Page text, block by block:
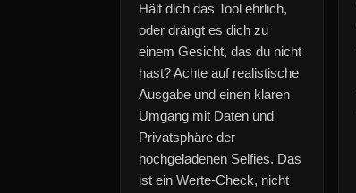
Hält dich das Tool ehrlich,
oder drängt es dich zu
einem Gesicht, das du nicht
hast? Achte auf realistische
Ausgabe und einen klaren
Umgang mit Daten und
Privatsphäre der
hochgeladenen Selfies. Das
ist ein Werte-Check, nicht